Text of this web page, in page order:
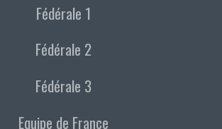
Fédérale 1
Fédérale 2
Fédérale 3
Equipe de France